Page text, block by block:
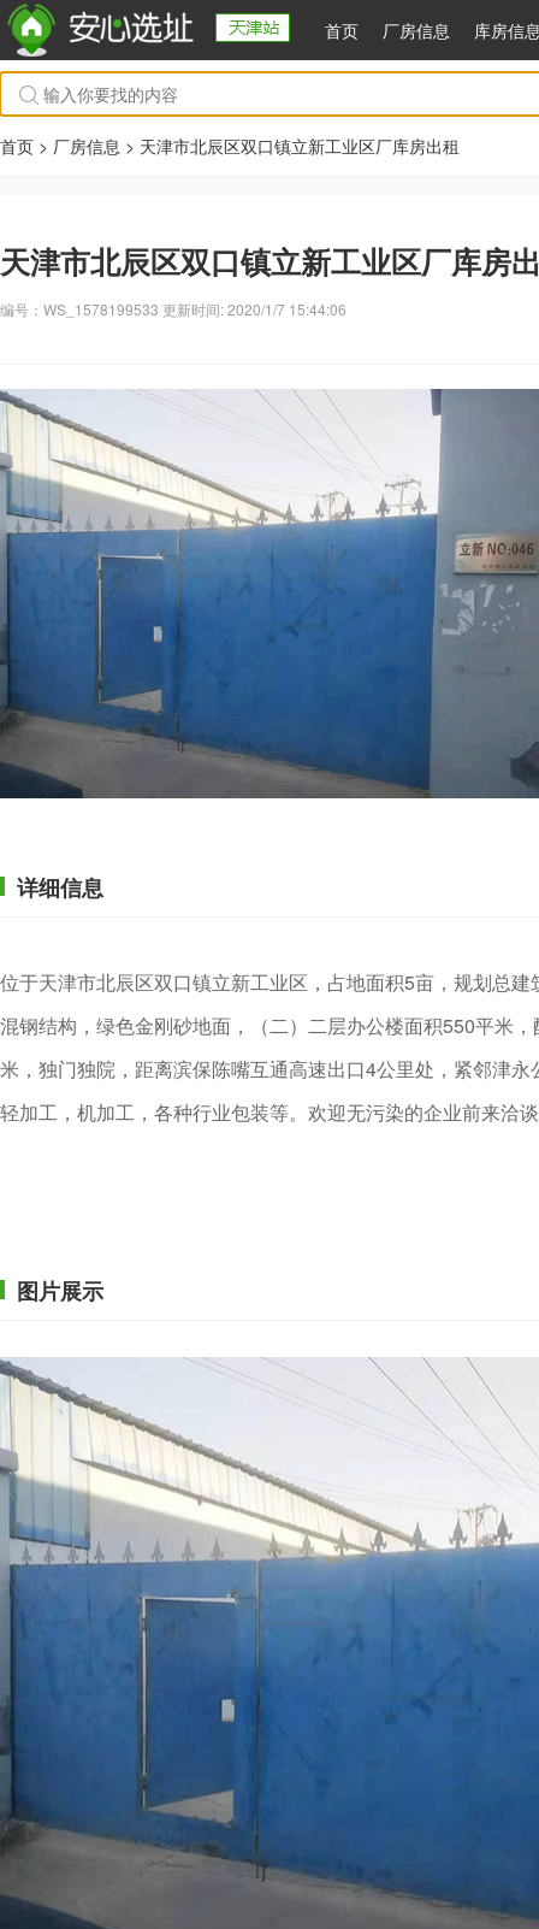
首页 厂房信息 库房信
首页 > 厂房信息 > 天津市北辰区双口镇立新工业区厂库房出租
天津市北辰区双口镇立新工业区厂库房
编号：WS_1578199533 更新时间: 2020/1/7 15:44:06
详细信息
位于天津市北辰区双口镇立新工业区，占地面积5亩，规划总
混钢结构，绿色金刚砂地面，（二）二层办公楼面积550平米
米，独门独院，距离滨保陈嘴互通高速出口4公里处，紧邻津
轻加工，机加工，各种行业包装等。欢迎无污染的企业前来洽
图片展示